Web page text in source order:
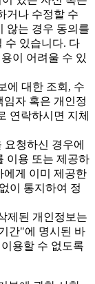
거나 수정할 수
않는 경우 동의를
수 있습니다. 다
이 어려울 수 있
에 대한 조회, 수
자 혹은 개인정
연락하시면 지체
청하신 경우에
이용 또는 제공하
에게 이미 제공한
이 통지하여 정
제된 개인정보는
간"에 명시된 바
용할 수 없도록